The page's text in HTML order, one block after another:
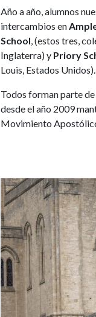
Año a año, alumnos
intercambios en
School, (estos tres,
Inglaterra) y Priory
Louis, Estados Unidos).
Todos forman parte
desde el año 2009
Movimiento